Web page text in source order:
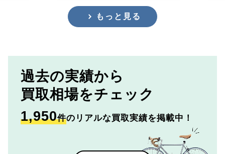
もっと見る
過去の実績から
買取相場をチェック
1,950件のリアルな買取実績を掲載中！